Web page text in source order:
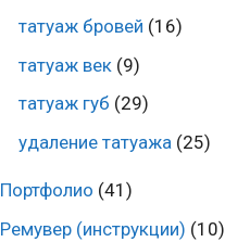
татуаж бровей (16)
татуаж век(9)
татуаж губ (29)
удаление татуажа(25)
Портфолио (41)
Ремувер (инструкции) (10)